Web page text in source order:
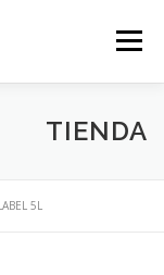
Menú
TIENDA
5L